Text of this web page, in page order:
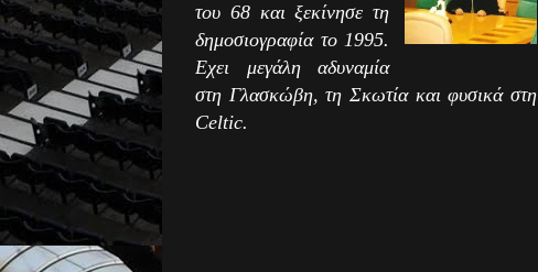
του 68 και ξεκίνησε τη
δημοσιογραφία το 1995.
Εχει μεγάλη αδυναμία
στη Γλασκώβη, τη Σκωτία και φυσικά στη
Celtic.